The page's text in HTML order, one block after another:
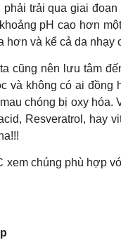
trải qua giai
pH cao hơn
hơn và kể cả da nhạy
cũng nên lưu tâm
và không có ai đồng
chóng bị oxy hóa.
Resveratrol, hay
chúng phù hợp